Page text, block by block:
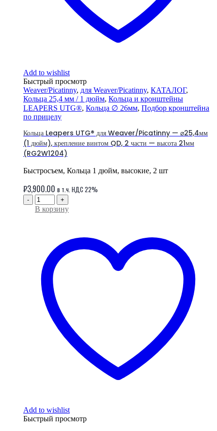
Add to wishlist
Быстрый просмотр
Weaver/Picatinny, для Weaver/Picatinny, КАТАЛОГ,
Кольца 25,4 мм / 1 дюйм, Кольца и кронштейны
LEAPERS UTG®, Кольца ∅ 26мм, Подбор кронштейна
по прицелу
Кольца Leapers UTG® для Weaver/Picatinny — ⌀25,4мм
(1 дюйм), крепление винтом QD, 2 части — высота 21мм
(RG2W1204)
Быстросъем, Кольца 1 дюйм, высокие, 2 шт
₽3,900.00 в т.ч. НДС 22%
- +
В корзину
Add to wishlist
Быстрый просмотр